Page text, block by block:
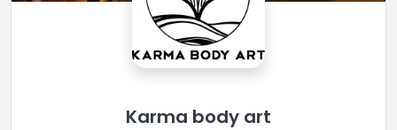
Karma body art